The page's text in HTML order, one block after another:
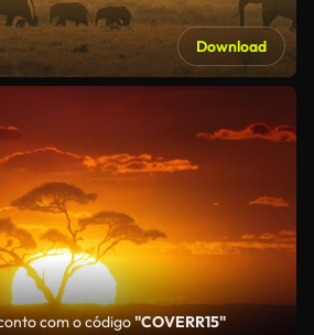
Download
com o código"COVERR15"